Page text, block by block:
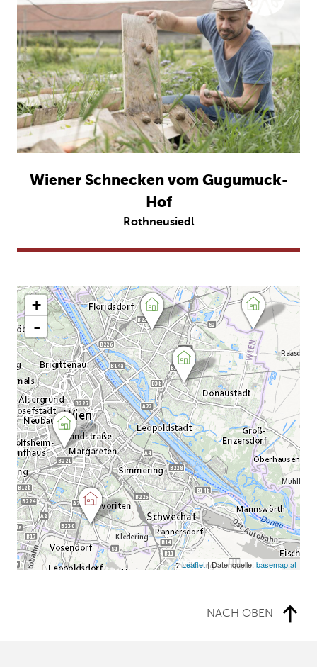
Wiener Schnecken vom Gugumuck-
Hof
Rothneusiedl
+
Leaflet | Datenquelle:basemap.at
NACH OBEN
Landwirtschaftskammer Wien